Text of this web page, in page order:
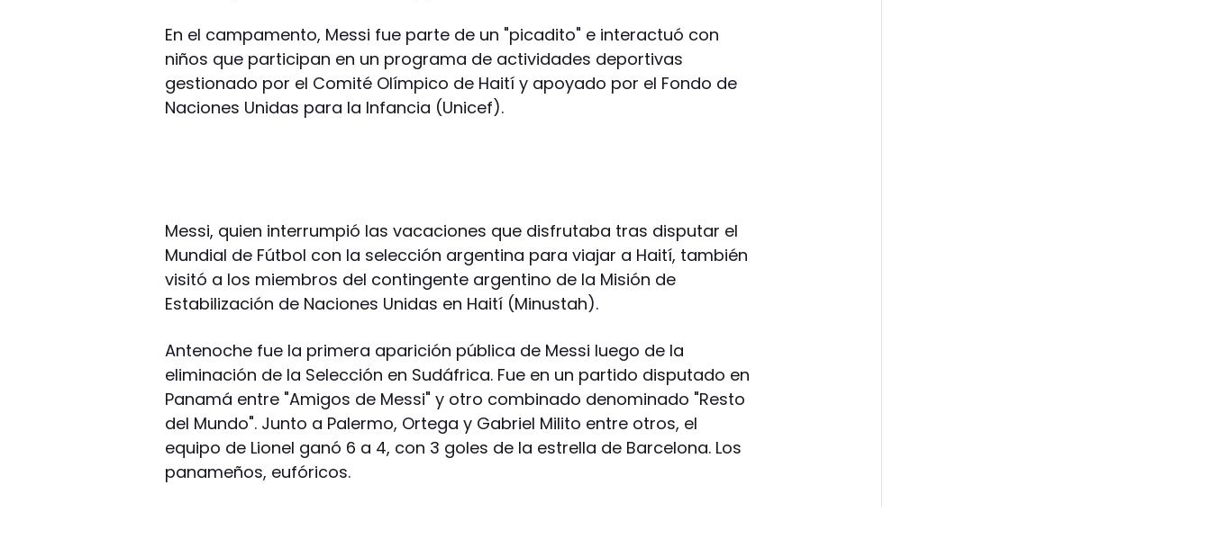
En el campamento, Messi fue parte de un "picadito" e interactuó con
niños que participan en un programa de actividades deportivas
gestionado por el Comité Olímpico de Haití y apoyado por el Fondo de
Naciones Unidas para la Infancia (Unicef).
Messi, quien interrumpió las vacaciones que disfrutaba tras disputar el
Mundial de Fútbol con la selección argentina para viajar a Haití, también
visitó a los miembros del contingente argentino de la Misión de
Estabilización de Naciones Unidas en Haití (Minustah).
Antenoche fue la primera aparición pública de Messi luego de la
eliminación de la Selección en Sudáfrica. Fue en un partido disputado en
Panamá entre "Amigos de Messi" y otro combinado denominado "Resto
del Mundo". Junto a Palermo, Ortega y Gabriel Milito entre otros, el
equipo de Lionel ganó 6 a 4, con 3 goles de la estrella de Barcelona. Los
panameños, eufóricos.